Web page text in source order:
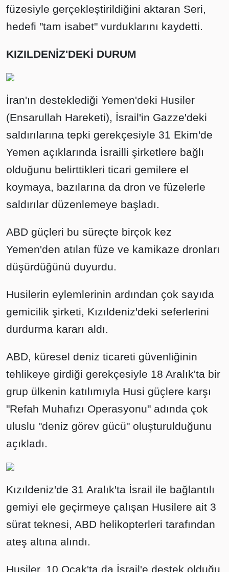
füzesiyle gerçekleştirildiğini aktaran Seri,
hedefi "tam isabet" vurduklarını kaydetti.
KIZILDENİZ'DEKİ DURUM
İran'ın desteklediği Yemen'deki Husiler
(Ensarullah Hareketi), İsrail'in Gazze'deki
saldırılarına tepki gerekçesiyle 31 Ekim'de
Yemen açıklarında İsrailli şirketlere bağlı
olduğunu belirttikleri ticari gemilere el
koymaya, bazılarına da dron ve füzelerle
saldırılar düzenlemeye başladı.
ABD güçleri bu süreçte birçok kez
Yemen'den atılan füze ve kamikaze dronları
düşürdüğünü duyurdu.
Husilerin eylemlerinin ardından çok sayıda
gemicilik şirketi, Kızıldeniz'deki seferlerini
durdurma kararı aldı.
ABD, küresel deniz ticareti güvenliğinin
tehlikeye girdiği gerekçesiyle 18 Aralık'ta bir
grup ülkenin katılımıyla Husi güçlere karşı
"Refah Muhafızı Operasyonu" adında çok
uluslu "deniz görev gücü" oluşturulduğunu
açıkladı.
Kızıldeniz'de 31 Aralık'ta İsrail ile bağlantılı
gemiyi ele geçirmeye çalışan Husilere ait 3
sürat teknesi, ABD helikopterleri tarafından
ateş altına alındı.
Husiler, 10 Ocak'ta da İsrail'e destek olduğu